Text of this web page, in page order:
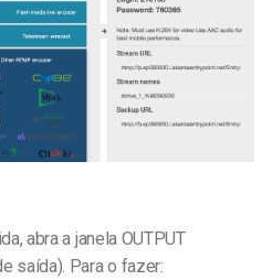
abra a janela OUTPUT
saída). Para o fazer: